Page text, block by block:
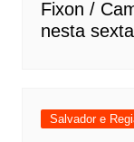
Fixon /
nesta
Salvador e